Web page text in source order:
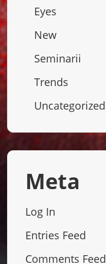
Eyes
New
Seminarii
Trends
Uncategorized
Meta
Log In
Entries Feed
Comments Feed